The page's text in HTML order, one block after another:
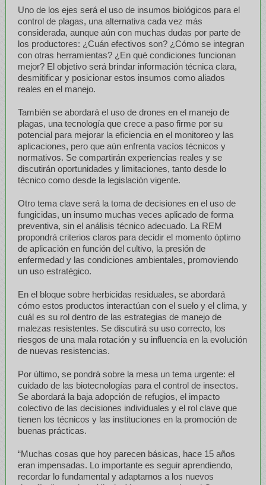
Uno de los ejes será el uso de insumos biológicos para el
control de plagas, una alternativa cada vez más
considerada, aunque aún con muchas dudas por parte de
los productores: ¿Cuán efectivos son? ¿Cómo se integran
con otras herramientas? ¿En qué condiciones funcionan
mejor? El objetivo será brindar información técnica clara,
desmitificar y posicionar estos insumos como aliados
reales en el manejo.
También se abordará el uso de drones en el manejo de
plagas, una tecnología que crece a paso firme por su
potencial para mejorar la eficiencia en el monitoreo y las
aplicaciones, pero que aún enfrenta vacíos técnicos y
normativos. Se compartirán experiencias reales y se
discutirán oportunidades y limitaciones, tanto desde lo
técnico como desde la legislación vigente.
Otro tema clave será la toma de decisiones en el uso de
fungicidas, un insumo muchas veces aplicado de forma
preventiva, sin el análisis técnico adecuado. La REM
propondrá criterios claros para decidir el momento óptimo
de aplicación en función del cultivo, la presión de
enfermedad y las condiciones ambientales, promoviendo
un uso estratégico.
En el bloque sobre herbicidas residuales, se abordará
cómo estos productos interactúan con el suelo y el clima, y
cuál es su rol dentro de las estrategias de manejo de
malezas resistentes. Se discutirá su uso correcto, los
riesgos de una mala rotación y su influencia en la evolución
de nuevas resistencias.
Por último, se pondrá sobre la mesa un tema urgente: el
cuidado de las biotecnologías para el control de insectos.
Se abordará la baja adopción de refugios, el impacto
colectivo de las decisiones individuales y el rol clave que
tienen los técnicos y las instituciones en la promoción de
buenas prácticas.
“Muchas cosas que hoy parecen básicas, hace 15 años
eran impensadas. Lo importante es seguir aprendiendo,
recordar lo fundamental y adaptarnos a los nuevos